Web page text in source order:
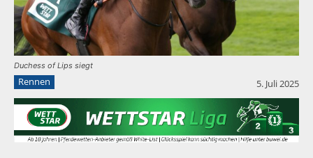
Duchess of Lips siegt
Rennen 5. Juli 2025